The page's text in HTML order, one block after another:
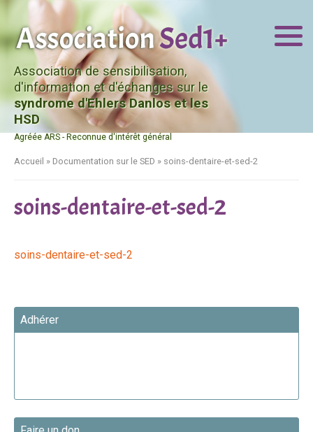
Association de sensibilisation,
d'information et d'échanges sur le
syndrome d'Ehlers Danlos et les
HSD
Agréée ARS - Reconnue d'intérêt général
Accueil » Documentation sur le SED » soins-dentaire-et-sed-2
soins-dentaire-et-sed-2
soins-dentaire-et-sed-2
Adhérer